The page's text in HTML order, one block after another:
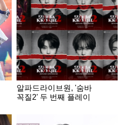
알파드라이브원, '숨바
꼭질2' 두 번째 플레이